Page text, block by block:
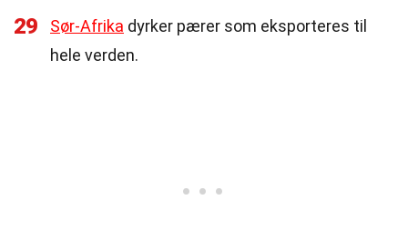
29 Sør-Afrika dyrker pærer som eksporteres til
hele verden.